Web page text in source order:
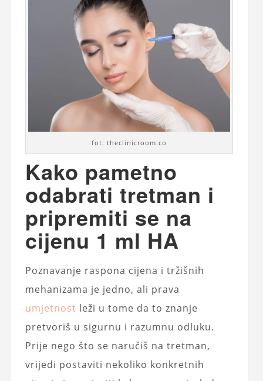
fot. theclinicroom.co
Kako pametno
odabrati tretman i
pripremiti se na
cijenu 1 ml HA
Poznavanje raspona cijena i tržišnih
mehanizama je jedno, ali prava
umjetnost leži u tome da to znanje
pretvoriš u sigurnu i razumnu odluku.
Prije nego što se naručiš na tretman,
vrijedi postaviti nekoliko konkretnih